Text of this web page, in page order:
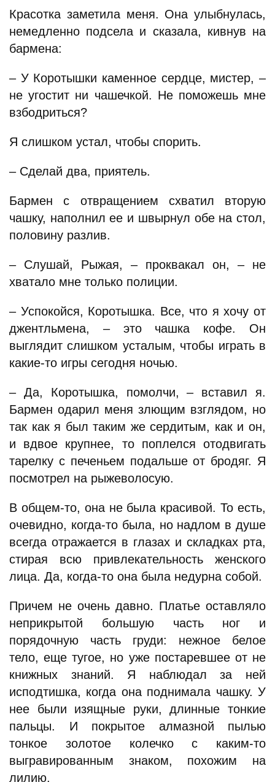
Красотка заметила меня. Она улыбнулась,
немедленно подсела и сказала, кивнув на
бармена:
– У Коротышки каменное сердце, мистер, –
не угостит ни чашечкой. Не поможешь мне
взбодриться?
Я слишком устал, чтобы спорить.
– Сделай два, приятель.
Бармен с отвращением схватил вторую
чашку, наполнил ее и швырнул обе на стол,
половину разлив.
– Слушай, Рыжая, – проквакал он, – не
хватало мне только полиции.
– Успокойся, Коротышка. Все, что я хочу от
джентльмена, – это чашка кофе. Он
выглядит слишком усталым, чтобы играть в
какие-то игры сегодня ночью.
– Да, Коротышка, помолчи, – вставил я.
Бармен одарил меня злющим взглядом, но
так как я был таким же сердитым, как и он,
и вдвое крупнее, то поплелся отодвигать
тарелку с печеньем подальше от бродяг. Я
посмотрел на рыжеволосую.
В общем-то, она не была красивой. То есть,
очевидно, когда-то была, но надлом в душе
всегда отражается в глазах и складках рта,
стирая всю привлекательность женского
лица. Да, когда-то она была недурна собой.
Причем не очень давно. Платье оставляло
неприкрытой большую часть ног и
порядочную часть груди: нежное белое
тело, еще тугое, но уже постаревшее от не
книжных знаний. Я наблюдал за ней
исподтишка, когда она поднимала чашку. У
нее были изящные руки, длинные тонкие
пальцы. И покрытое алмазной пылью
тонкое золотое колечко с каким-то
выгравированным знаком, похожим на
лилию.